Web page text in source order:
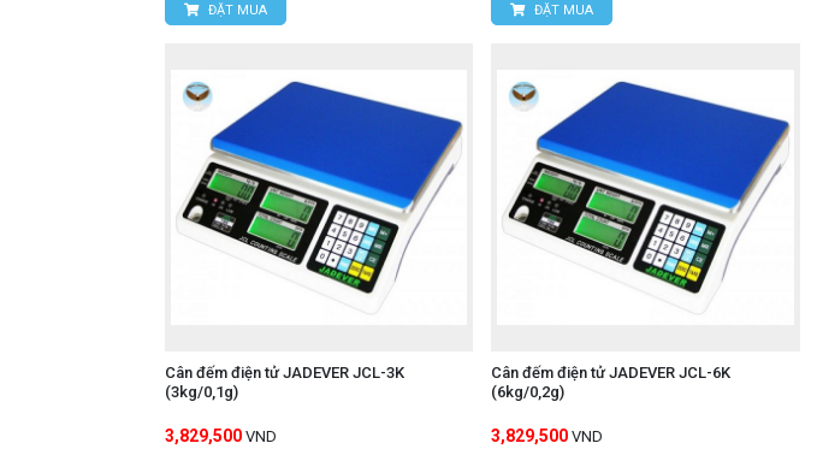
ĐẶT MUA ĐẶT MUA
Cân đếm điện tử JADEVER JCL-3K
(3kg/0,1g)
3,829,500 VND
Cân đếm điện tử JADEVER JCL-6K
(6kg/0,2g)
3,829,500 VND